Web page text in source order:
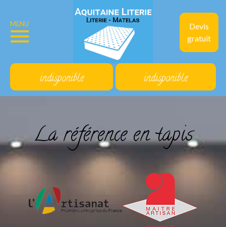
Devis
gratuit
MENU
indisponible indisponible
La référence en tapis